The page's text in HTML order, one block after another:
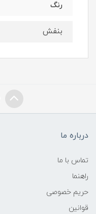
رنگ
بنفش
درباره ما
تماس با ما
راهنما
حریم خصوصی
قوانین